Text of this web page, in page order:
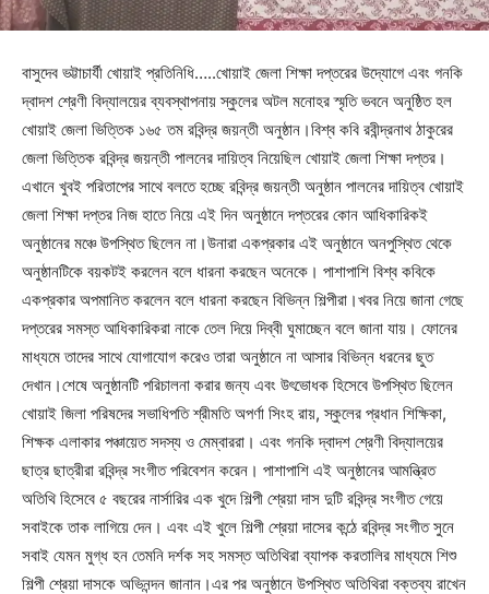
বাসুদেব ভট্টাচার্যী খোয়াই প্রতিনিধি…..খোয়াই জেলা শিক্ষা দপ্তরের উদ্যোগে এবং গনকি
দ্বাদশ শ্রেণী বিদ্যালয়ের ব্যবস্থাপনায় স্কুলের অটল মনোহর স্মৃতি ভবনে অনুষ্ঠিত হল
খোয়াই জেলা ভিত্তিক ১৬৫ তম রবিন্দ্র জয়ন্তী অনুষ্ঠান।বিশ্ব কবি রবীন্দ্রনাথ ঠাকুরের
জেলা ভিত্তিক রবিন্দ্র জয়ন্তী পালনের দায়িত্ব নিয়েছিল খোয়াই জেলা শিক্ষা দপ্তর।
এখানে খুবই পরিতাপের সাথে বলতে হচ্ছে রবিন্দ্র জয়ন্তী অনুষ্ঠান পালনের দায়িত্ব খোয়াই
জেলা শিক্ষা দপ্তর নিজ হাতে নিয়ে এই দিন অনুষ্ঠানে দপ্তরের কোন আধিকারিকই
অনুষ্ঠানের মঞ্চে উপস্থিত ছিলেন না।উনারা একপ্রকার এই অনুষ্ঠানে অনপুস্থিত থেকে
অনুষ্ঠানটিকে বয়কটই করলেন বলে ধারনা করছেন অনেকে। পাশাপাশি বিশ্ব কবিকে
একপ্রকার অপমানিত করলেন বলে ধারনা করছেন বিভিন্ন শিল্পীরা।খবর নিয়ে জানা গেছে
দপ্তরের সমস্ত আধিকারিকরা নাকে তেল দিয়ে দিব্বী ঘুমাচ্ছেন বলে জানা যায়। ফোনের
মাধ্যমে তাদের সাথে যোগাযোগ করেও তারা অনুষ্ঠানে না আসার বিভিন্ন ধরনের ছুত
দেখান।শেষে অনুষ্ঠানটি পরিচালনা করার জন্য এবং উৎভোধক হিসেবে উপস্থিত ছিলেন
খোয়াই জিলা পরিষদের সভাধিপতি শ্রীমতি অপর্ণা সিংহ রায়, স্কুলের প্রধান শিক্ষিকা,
শিক্ষক এলাকার পঞ্চায়েত সদস্য ও মেম্বাররা। এবং গনকি দ্বাদশ শ্রেণী বিদ্যালয়ের
ছাত্র ছাত্রীরা রবিন্দ্র সংগীত পরিবেশন করেন। পাশাপাশি এই অনুষ্ঠানের আমন্ত্রিত
অতিথি হিসেবে ৫ বছরের নার্সারির এক খুদে শিল্পী শ্রেয়া দাস দুটি রবিন্দ্র সংগীত গেয়ে
সবাইকে তাক লাগিয়ে দেন। এবং এই খুলে শিল্পী শ্রেয়া দাসের কন্ঠে রবিন্দ্র সংগীত সুনে
সবাই যেমন মুগ্ধ হন তেমনি দর্শক সহ সমস্ত অতিথিরা ব্যাপক করতালির মাধ্যমে শিশু
শিল্পী শ্রেয়া দাসকে অভিনন্দন জানান।এর পর অনুষ্ঠানে উপস্থিত অতিথিরা বক্তব্য রাখেন